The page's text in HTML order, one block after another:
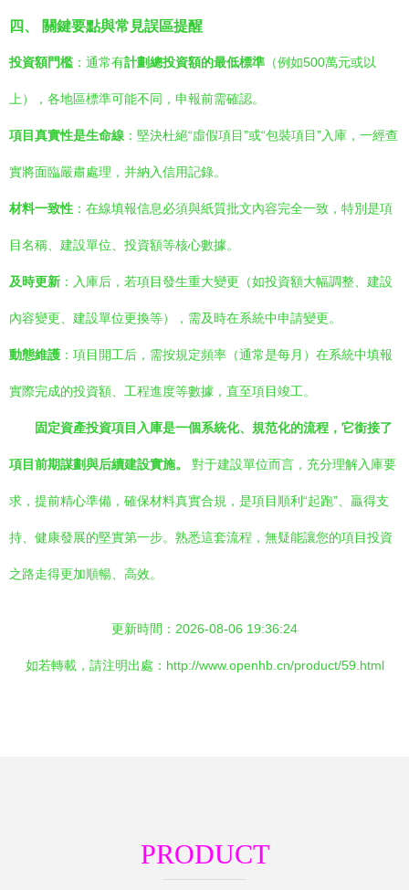
四、 關鍵要點與常見誤區提醒
投資額門檻 ：通常有計劃總投資額的最低標準 （例如500萬元或以
上），各地區標準可能不同，申報前需確認。
項目真實性是生命線 ：堅決杜絕“虛假項目”或“包裝項目”入庫，一經查
實將面臨嚴肅處理，并納入信用記錄。
材料一致性 ：在線填報信息必須與紙質批文內容完全一致，特別是項
目名稱、建設單位、投資額等核心數據。
及時更新 ：入庫后，若項目發生重大變更（如投資額大幅調整、建設
內容變更、建設單位更換等），需及時在系統中申請變更。
動態維護 ：項目開工后，需按規定頻率（通常是每月）在系統中填報
實際完成的投資額、工程進度等數據，直至項目竣工。
固定資產投資項目入庫是一個系統化、規范化的流程，它銜接了
項目前期謀劃與后續建設實施。 對于建設單位而言，充分理解入庫要
求，提前精心準備，確保材料真實合規，是項目順利“起跑”、贏得支
持、健康發展的堅實第一步。熟悉這套流程，無疑能讓您的項目投資
之路走得更加順暢、高效。
更新時間：2026-08-06 19:36:24
如若轉載，請注明出處：http://www.openhb.cn/product/59.html
PRODUCT